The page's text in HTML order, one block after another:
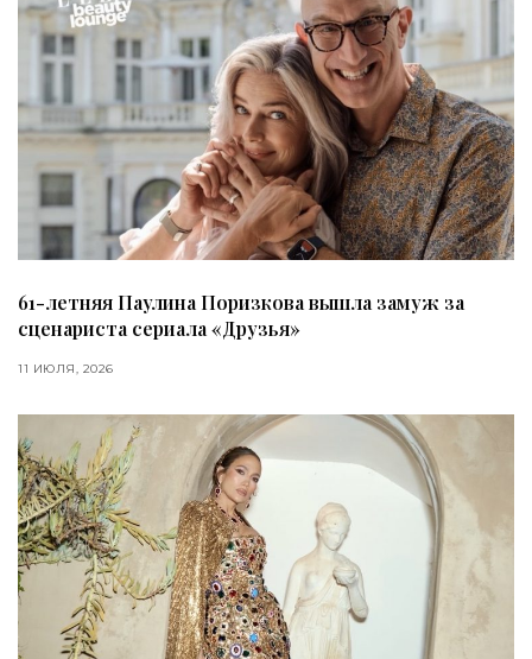
61-летняя Паулина Поризкова вышла замуж за
сценариста сериала «Друзья»
11 ИЮЛЯ, 2026